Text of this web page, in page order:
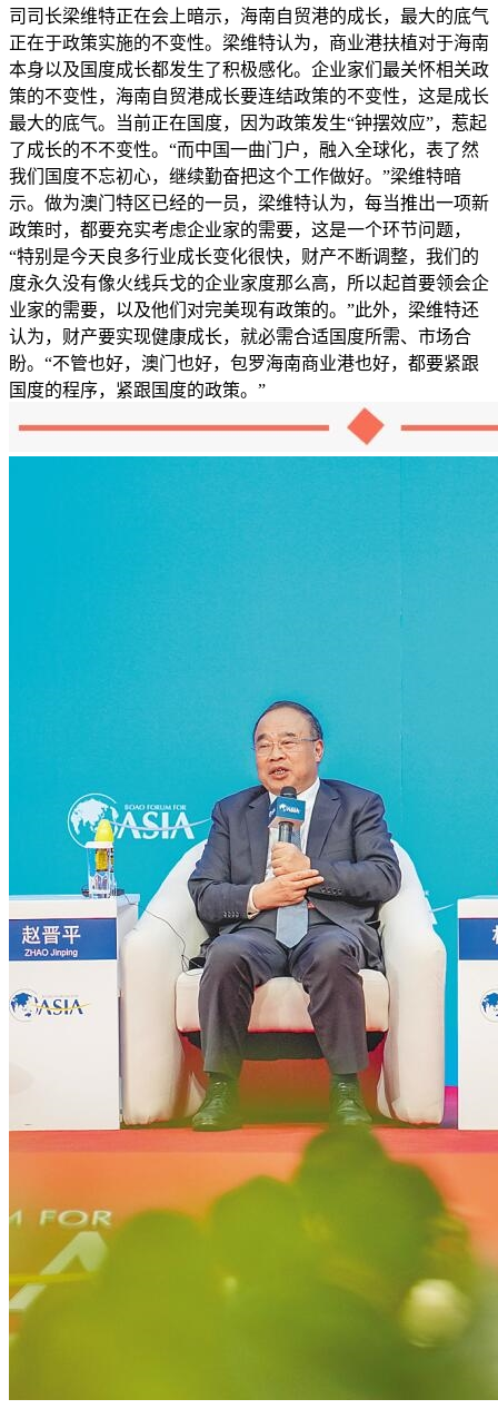
司司长梁维特正在会上暗示，海南自贸港的成长，最大的底气
正在于政策实施的不变性。梁维特认为，商业港扶植对于海南
本身以及国度成长都发生了积极感化。企业家们最关怀相关政
策的不变性，海南自贸港成长要连结政策的不变性，这是成长
最大的底气。当前正在国度，因为政策发生“钟摆效应”，惹起
了成长的不不变性。“而中国一曲门户，融入全球化，表了然
我们国度不忘初心，继续勤奋把这个工作做好。”梁维特暗
示。做为澳门特区已经的一员，梁维特认为，每当推出一项新
政策时，都要充实考虑企业家的需要，这是一个环节问题，
“特别是今天良多行业成长变化很快，财产不断调整，我们的
度永久没有像火线兵戈的企业家度那么高，所以起首要领会企
业家的需要，以及他们对完美现有政策的。”此外，梁维特还
认为，财产要实现健康成长，就必需合适国度所需、市场合
盼。“不管也好，澳门也好，包罗海南商业港也好，都要紧跟
国度的程序，紧跟国度的政策。”